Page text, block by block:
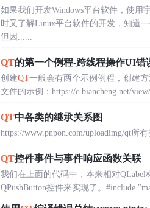
如果我们开发Windows平台软件，使用
时又了解Linux平台软件的开发，知道
但因......
QT的第一个例程-跨线程操作UI错
创建QT一般会有两个示例例程，创建
文件的示例：https://c.biancheng.net/
QT中各类的继承关系图
https://www.pnpon.com/uploadimg/qt所
QT控件事件与事件响应函数关联
我们在上面的代码中，本来相对
QPushButton控件来实现了。#include